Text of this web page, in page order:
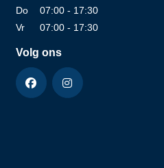
Do
07:00 - 17:30
Vr
07:00 - 17:30
Volg ons